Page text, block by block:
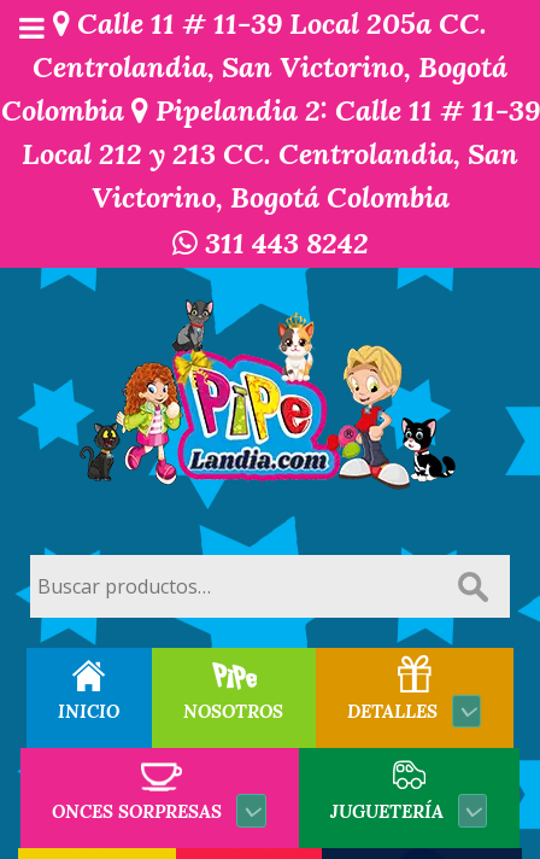
Calle 11 # 11-39 Local 205a CC.
Centrolandia, San Victorino, Bogotá
Colombia
Pipelandia 2: Calle 11 # 11-39
Local 212 y 213 CC. Centrolandia, San
Victorino, Bogotá Colombia
311 443 8242
por:
INICIO NOSOTROS DETALLES
ONCES SORPRESAS JUGUETERÍA